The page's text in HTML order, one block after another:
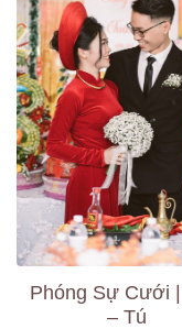
Phóng Sự Cưới
– Tú